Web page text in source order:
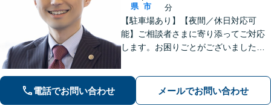
県 市
分
【駐車場あり】【夜間／休日対応可
能】ご相談者さまに寄り添ってご対応
します。お困りごとがございましたら
電話でお問い合わせ メールでお問い合わせ